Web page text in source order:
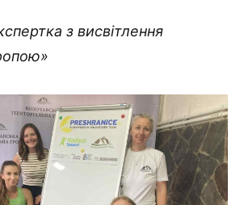
з висвітлення